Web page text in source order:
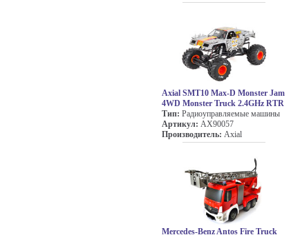
Axial SMT10 Max-D Monster Jam
4WD Monster Truck 2.4GHz RTR
Тип: Радиоуправляемые машины
Артикул: AX90057
Производитель: Axial
Mercedes-Benz Antos Fire Truck